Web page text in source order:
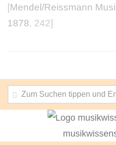
[Mendel/Reissmann
1878, 242]